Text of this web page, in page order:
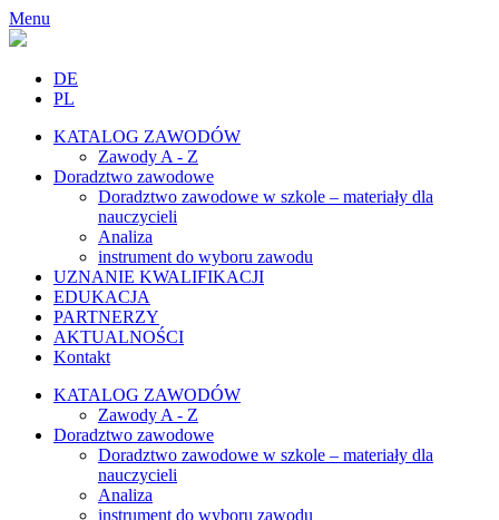
Menu
DE
PL
KATALOG ZAWODÓW
Zawody A - Z
Doradztwo zawodowe
Doradztwo zawodowe w szkole – materiały dla
nauczycieli
Analiza
instrument do wyboru zawodu
UZNANIE KWALIFIKACJI
EDUKACJA
PARTNERZY
AKTUALNOŚCI
Kontakt
KATALOG ZAWODÓW
Zawody A - Z
Doradztwo zawodowe
Doradztwo zawodowe w szkole – materiały dla
nauczycieli
Analiza
instrument do wyboru zawodu